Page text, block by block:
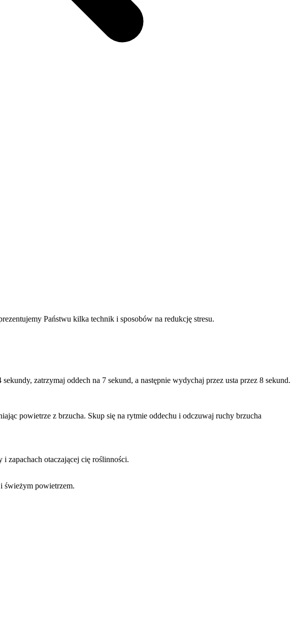
Państwu kilka technik i sposobów na redukcję stresu.
zatrzymaj oddech na 7 sekund, a następnie wydychaj przez usta przez 8 sekund.
powietrze z brzucha. Skup się na rytmie oddechu i odczuwaj ruchy brzucha
zapachach otaczającej cię roślinności.
świeżym powietrzem.